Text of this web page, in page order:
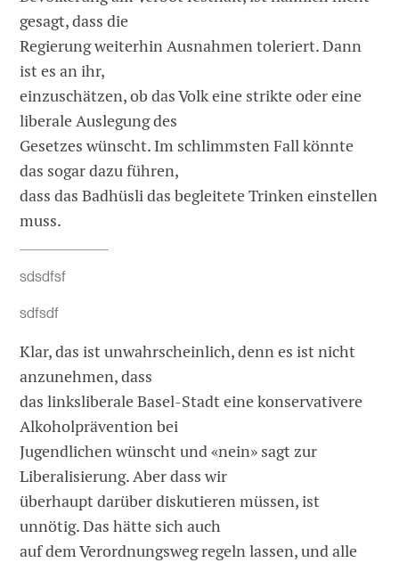
gesagt, dass die
Regierung weiterhin Ausnahmen toleriert. Dann
ist es an ihr,
einzuschätzen, ob das Volk eine strikte oder eine
liberale Auslegung des
Gesetzes wünscht. Im schlimmsten Fall könnte
das sogar dazu führen,
dass das Badhüsli das begleitete Trinken einstellen
muss.
sdsdfsf
sdfsdf
Klar, das ist unwahrscheinlich, denn es ist nicht
anzunehmen, dass
das linksliberale Basel-Stadt eine konservativere
Alkoholprävention bei
Jugendlichen wünscht und «nein» sagt zur
Liberalisierung. Aber dass wir
überhaupt darüber diskutieren müssen, ist
unnötig. Das hätte sich auch
auf dem Verordnungsweg regeln lassen, und alle